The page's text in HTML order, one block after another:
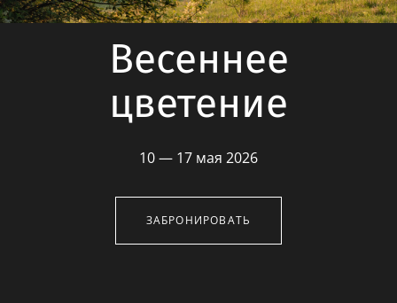
Весеннее
цветение
10 — 17 мая 2026
ЗАБРОНИРОВАТЬ